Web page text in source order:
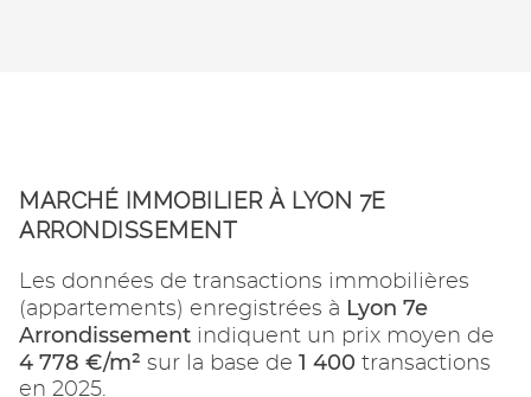
MARCHÉ IMMOBILIER À LYON 7E
ARRONDISSEMENT
Les données de transactions immobilières
(appartements) enregistrées à Lyon 7e
Arrondissement indiquent un prix moyen de
4 778 €/m² sur la base de 1 400 transactions
en 2025.